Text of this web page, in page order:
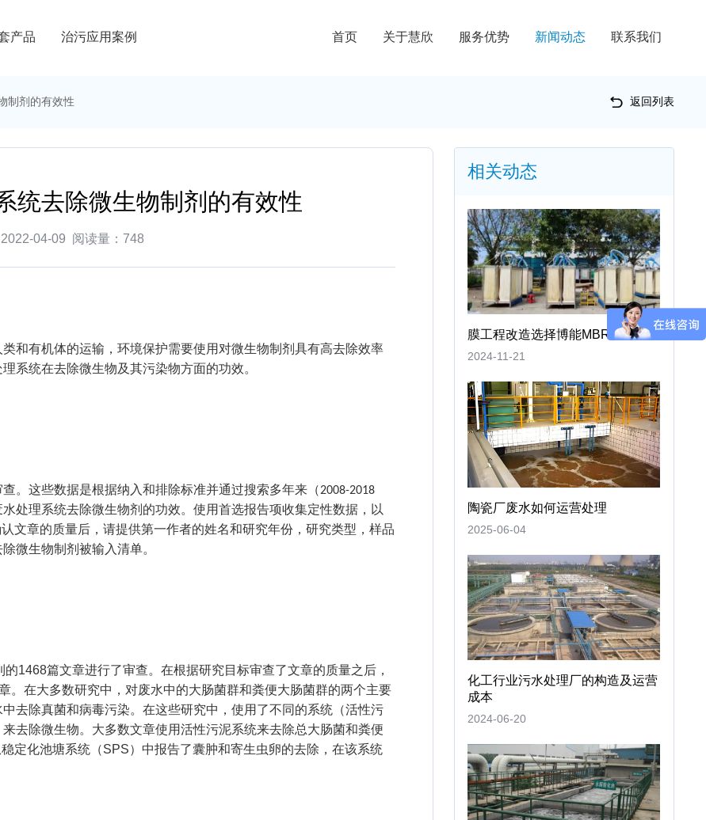
产品 治污应用案例 首页 关于慧欣 服务优势 新闻动态 联系我们
制剂的有效性 返回列表
统去除微生物制剂的有效性
04-09 阅读量： 748
和有机体的运输，环境保护需要使用对微生物制剂具有高去除效率
系统在去除微生物及其污染物方面的功效。
。这些数据是根据纳入和排除标准并通过搜索多年来（2008-2018
处理系统去除微生物剂的功效。使用首选报告项收集定性数据，以
文章的质量后，请提供第一作者的姓名和研究年份，研究类型，样品
微生物制剂被输入清单。
的1468篇文章进行了审查。在根据研究目标审查了文章的质量之后，
。在大多数研究中，对废水中的大肠菌群和粪便大肠菌群的两个主要
去除真菌和病毒污染。在这些研究中，使用了不同的系统（活性污
去除微生物。大多数文章使用活性污泥系统来去除总大肠菌和粪便
定化池塘系统（SPS）中报告了囊肿和寄生虫卵的去除，在该系统
相关动态
膜工程改造选择博能MBR膜
2024-11-21
陶瓷厂废水如何运营处理
2025-06-04
化工行业污水处理厂的构造及运营
成本
2024-06-20